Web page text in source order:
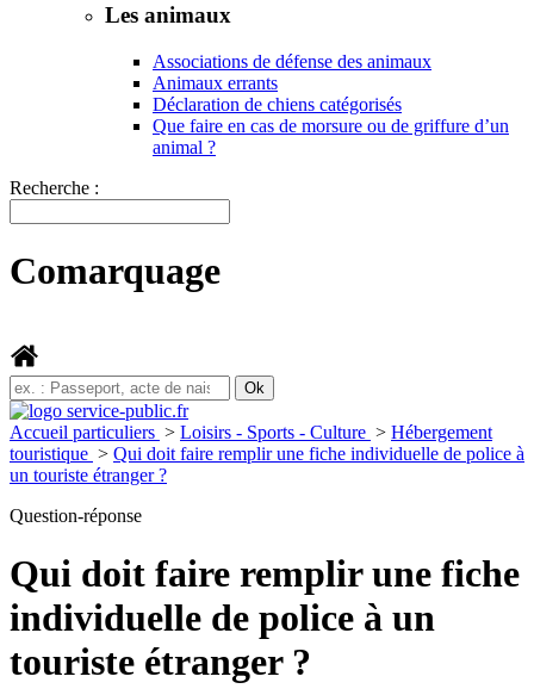
Les animaux
Associations de défense des animaux
Animaux errants
Déclaration de chiens catégorisés
Que faire en cas de morsure ou de griffure d’un
animal ?
Recherche :
Comarquage
Accueil particuliers > Loisirs - Sports - Culture > Hébergement
touristique > Qui doit faire remplir une fiche individuelle de police à
un touriste étranger ?
Question-réponse
Qui doit faire remplir une fiche
individuelle de police à un
touriste étranger ?